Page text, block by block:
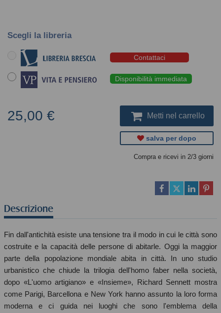
Scegli la libreria
Contattaci
Disponibilità immediata
25,00 € Metti nel carrello
salva per dopo
Compra e ricevi in 2/3 giorni
Descrizione
Fin dall'antichità esiste una tensione tra il modo in cui le città sono
costruite e la capacità delle persone di abitarle. Oggi la maggior
parte della popolazione mondiale abita in città. In uno studio
urbanistico che chiude la trilogia dell'homo faber nella società,
dopo «L'uomo artigiano» e «Insieme», Richard Sennett mostra
come Parigi, Barcellona e New York hanno assunto la loro forma
moderna e ci guida nei luoghi che sono l'emblema della